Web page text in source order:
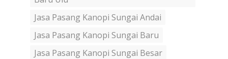
Jasa Pasang Kanopi Sungai Andai
Jasa Pasang Kanopi Sungai Baru
Jasa Pasang Kanopi Sungai Besar